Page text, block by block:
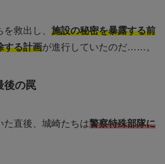
救出し、 施設の秘密を暴露する前
する計画が進行していたのだ……。
後の罠
た直後、城崎たちは警察特殊部隊に